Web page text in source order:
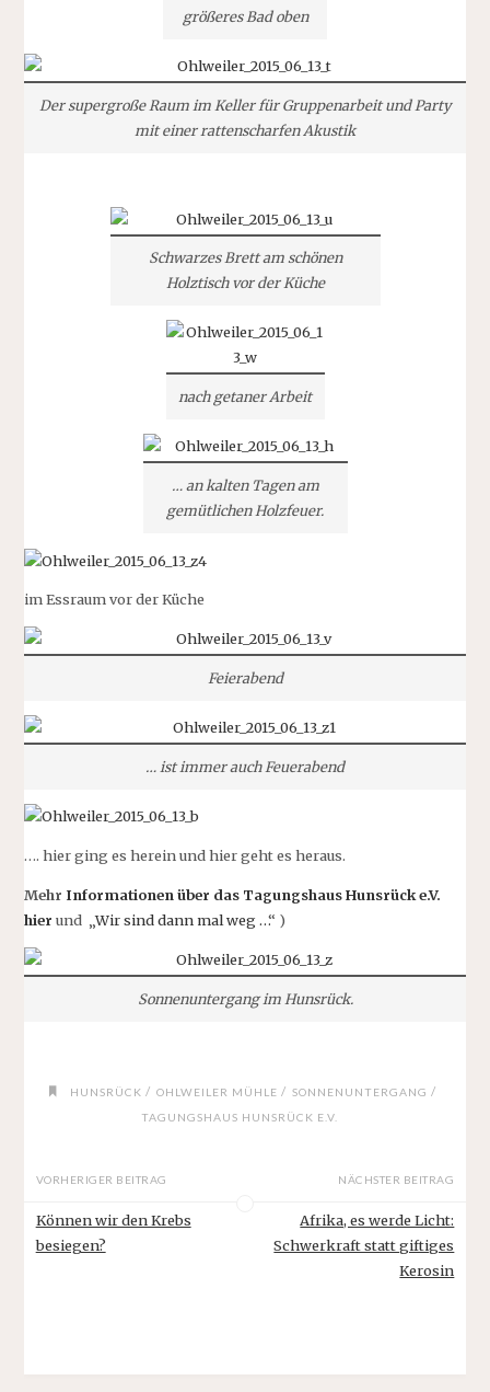
größeres Bad oben
Der supergroße Raum im Keller für Gruppenarbeit und Party
mit einer rattenscharfen Akustik
Schwarzes Brett am schönen
Holztisch vor der Küche
nach getaner Arbeit
… an kalten Tagen am
gemütlichen Holzfeuer.
im Essraum vor der Küche
Feierabend
… ist immer auch Feuerabend
…. hier ging es herein und hier geht es heraus.
Mehr Informationen über das Tagungshaus Hunsrück e.V.
hier und „Wir sind dann mal weg …“ )
Sonnenuntergang im Hunsrück.
HUNSRÜCK / OHLWEILER MÜHLE / SONNENUNTERGANG /
TAGUNGSHAUS HUNSRÜCK E.V.
VORHERIGER BEITRAG
Können wir den Krebs
besiegen?
NÄCHSTER BEITRAG
Afrika, es werde Licht:
Schwerkraft statt giftiges
Kerosin